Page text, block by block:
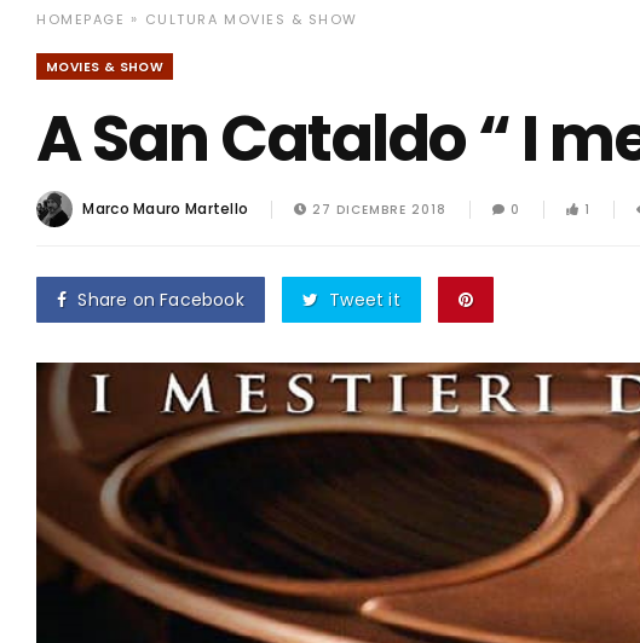
HOMEPAGE » CULTURA MOVIES & SHOW
MOVIES & SHOW
A San Cataldo “ I
Marco Mauro Martello 27 DICEMBRE 2018 0 1
Share on Facebook Tweet it